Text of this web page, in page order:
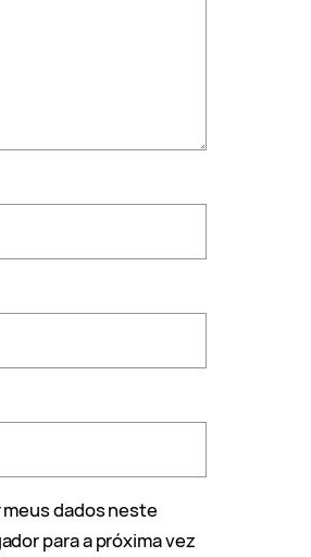
meus dados neste
para a próxima vez